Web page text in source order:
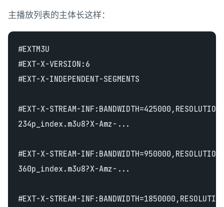
主播放列表的主体长这样：
#EXTM3U
#EXT-X-VERSION:6
#EXT-X-INDEPENDENT-SEGMENTS
#EXT-X-STREAM-
234p_index.m3u8?X-Amz-...
#EXT-X-STREAM-
360p_index.m3u8?X-Amz-...
#EXT-X-STREAM-